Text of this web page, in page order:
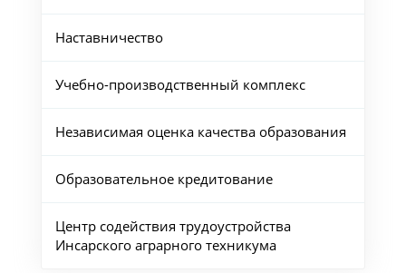
Наставничество
Учебно-производственный комплекс
Независимая оценка качества образования
Образовательное кредитование
Центр содействия трудоустройства
Инсарского аграрного техникума